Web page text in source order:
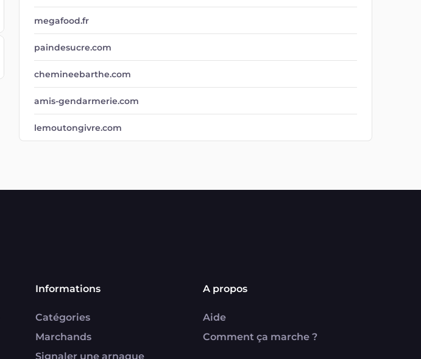
megafood.fr
paindesucre.com
chemineebarthe.com
amis-gendarmerie.com
lemoutongivre.com
Informations
Catégories
Marchands
Signaler une arnaque
A propos
Aide
Comment ça marche ?